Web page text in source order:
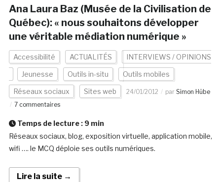
Ana Laura Baz (Musée de la Civilisation de
Québec): « nous souhaitons développer
une véritable médiation numérique »
Accessibilité ACTUALITÉS INTERVIEWS / OPINIONS
Jeunesse Outils in-situ Outils mobiles
Réseaux sociaux Sites web 24/01/2012 par Simon Hübe
7 commentaires
Temps de lecture : 9 min
Réseaux sociaux, blog, exposition virtuelle, application mobile,
wifi …. le MCQ déploie ses outils numériques.
Lire la suite →